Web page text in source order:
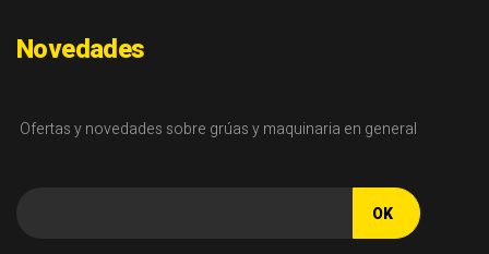
Novedades
Ofertas y novedades sobre grúas y maquinaria en general
OK